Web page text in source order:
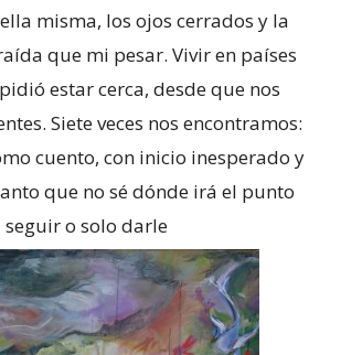
misma, los ojos cerrados y la
que mi pesar. Vivir en países
estar cerca, desde que nos
Siete veces nos encontramos:
cuento, con inicio inesperado y
que no sé dónde irá el punto
o solo darle